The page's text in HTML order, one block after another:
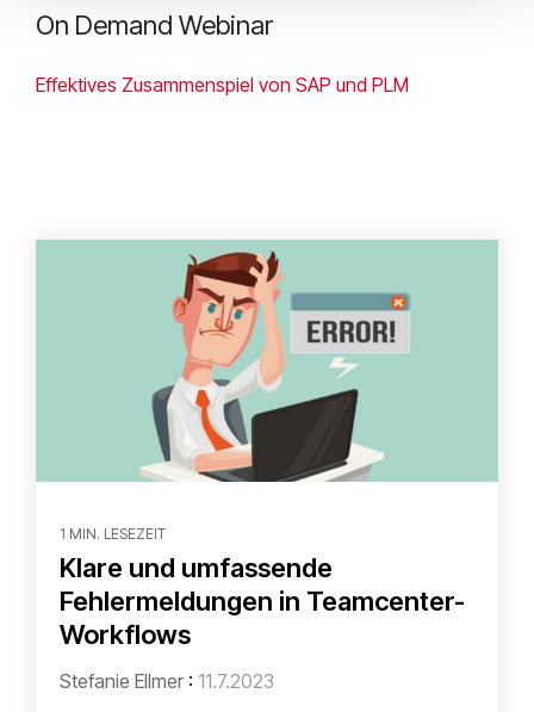
On Demand Webinar
Effektives Zusammenspiel von SAP und PLM
1 MIN. LESEZEIT
Klare und umfassende
Fehlermeldungen in Teamcenter-
Workflows
Stefanie Ellmer : 11.7.2023